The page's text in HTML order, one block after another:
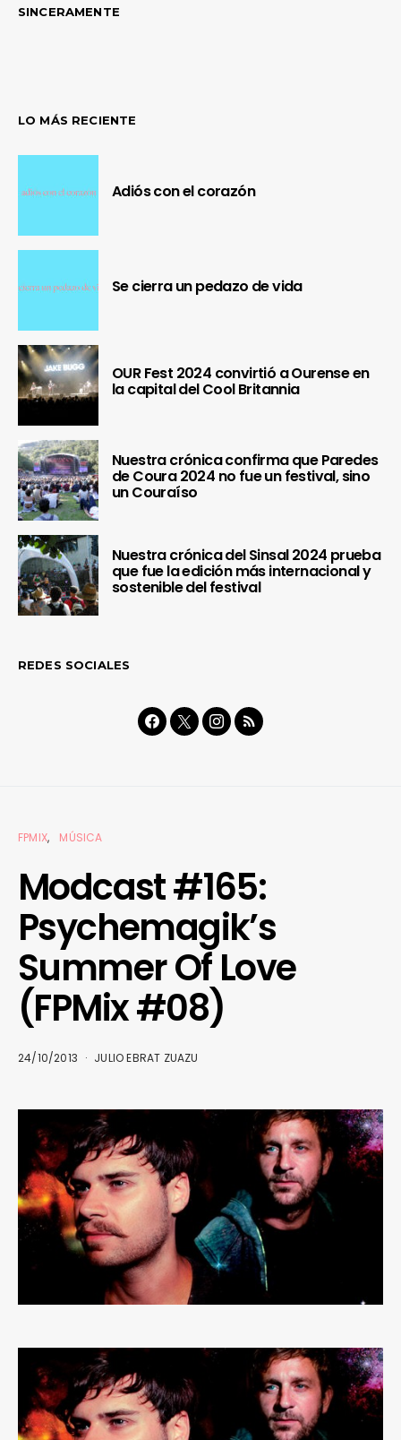
SINCERAMENTE
LO MÁS RECIENTE
Adiós con el corazón
Se cierra un pedazo de vida
OUR Fest 2024 convirtió a Ourense en
la capital del Cool Britannia
Nuestra crónica confirma que Paredes
de Coura 2024 no fue un festival, sino
un Couraíso
Nuestra crónica del Sinsal 2024 prueba
que fue la edición más internacional y
sostenible del festival
REDES SOCIALES
FPMIX MÚSICA
Modcast #165:
Psychemagik’s
Summer Of Love
(FPMix #08)
24/10/2013 JULIO EBRAT ZUAZU